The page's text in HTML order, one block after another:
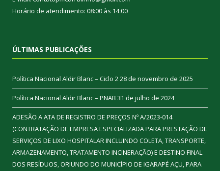
Horário de atendimento: 08:00 às 14:00
ÚLTIMAS PUBLICAÇÕES
Política Nacional Aldir Blanc – Ciclo 228 de novembro de 2025
Política Nacional Aldir Blanc – PNAB 31 de julho de 2024
ADESÃO A ATA DE REGISTRO DE PREÇOS Nº A/2023-014
(CONTRATAÇÃO DE EMPRESA ESPECIALIZADA PARA PRESTAÇÃO DE
SERVIÇOS DE LIXO HOSPITALAR INCLUINDO COLETA, TRANSPORTE,
ARMAZENAMENTO, TRATAMENTO INCINERAÇÃO) E DESTINO FINAL
DOS RESÍDUOS, ORIUNDO DO MUNICÍPIO DE IGARAPÉ AÇU, PARA